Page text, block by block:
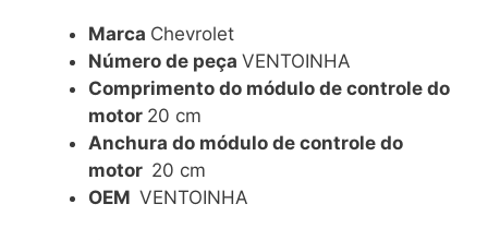
Marca Chevrolet
Número de peça VENTOINHA
Comprimento do módulo de controle do
motor 20 cm
Anchura do módulo de controle do
motor 20 cm
OEM VENTOINHA